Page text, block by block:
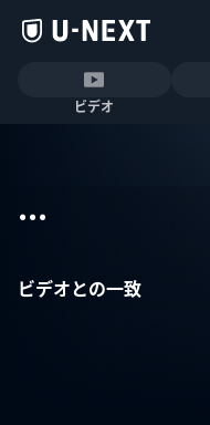
ビデオ
...
ビデオとの一致